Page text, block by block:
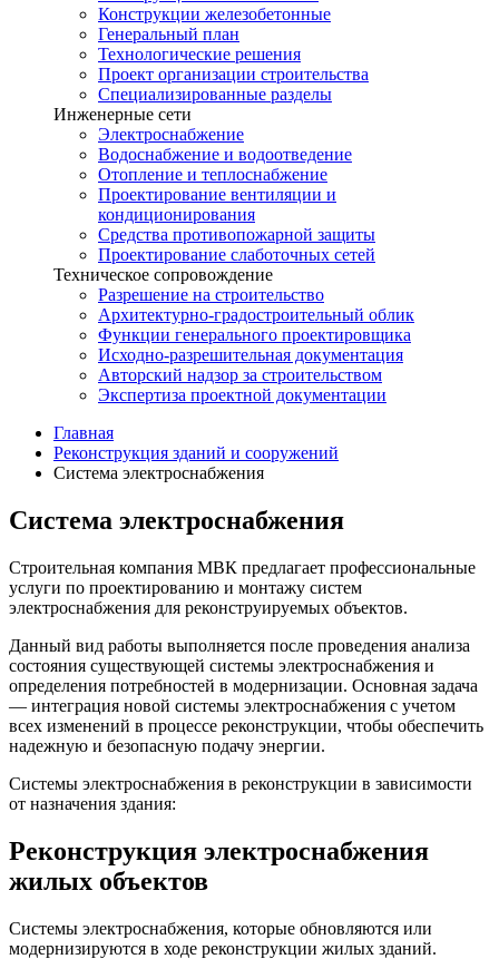
Конструкции железобетонные
Генеральный план
Технологические решения
Проект организации строительства
Специализированные разделы
Инженерные сети
Электроснабжение
Водоснабжение и водоотведение
Отопление и теплоснабжение
Проектирование вентиляции и
кондиционирования
Средства противопожарной защиты
Проектирование слаботочных сетей
Техническое сопровождение
Разрешение на строительство
Архитектурно-градостроительный облик
Функции генерального проектировщика
Исходно-разрешительная документация
Авторский надзор за строительством
Экспертиза проектной документации
Главная
Реконструкция зданий и сооружений
Система электроснабжения
Система электроснабжения
Строительная компания МВК предлагает профессиональные
услуги по проектированию и монтажу систем
электроснабжения для реконструируемых объектов.
Данный вид работы выполняется после проведения анализа
состояния существующей системы электроснабжения и
определения потребностей в модернизации. Основная задача
— интеграция новой системы электроснабжения с учетом
всех изменений в процессе реконструкции, чтобы обеспечить
надежную и безопасную подачу энергии.
Системы электроснабжения в реконструкции в зависимости
от назначения здания:
Реконструкция электроснабжения
жилых объектов
Системы электроснабжения, которые обновляются или
модернизируются в ходе реконструкции жилых зданий.